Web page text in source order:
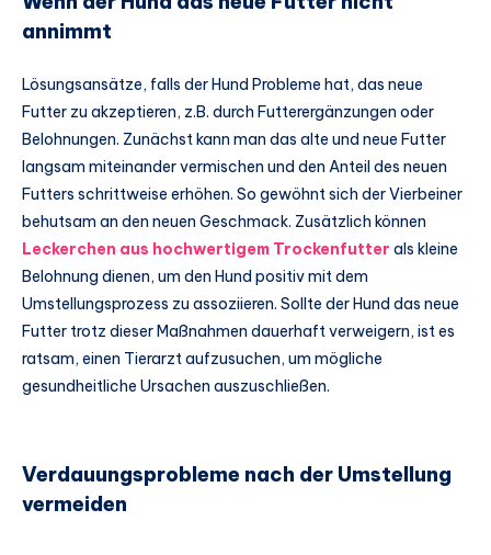
annimmt
Lösungsansätze, falls der Hund Probleme hat, das neue
Futter zu akzeptieren, z.B. durch Futterergänzungen oder
Belohnungen. Zunächst kann man das alte und neue Futter
langsam miteinander vermischen und den Anteil des neuen
Futters schrittweise erhöhen. So gewöhnt sich der Vierbeiner
behutsam an den neuen Geschmack. Zusätzlich können
Leckerchen aus hochwertigem Trockenfutter als kleine
Belohnung dienen, um den Hund positiv mit dem
Umstellungsprozess zu assoziieren. Sollte der Hund das neue
Futter trotz dieser Maßnahmen dauerhaft verweigern, ist es
ratsam, einen Tierarzt aufzusuchen, um mögliche
gesundheitliche Ursachen auszuschließen.
Verdauungsprobleme nach der Umstellung
vermeiden